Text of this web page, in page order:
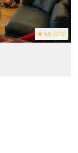
4.5 (200)